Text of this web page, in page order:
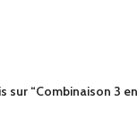
“Combinaison 3